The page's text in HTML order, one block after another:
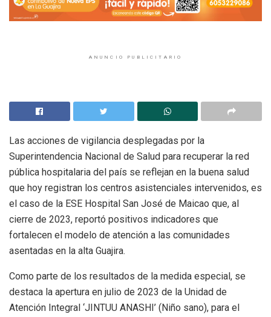
ANUNCIO PUBLICITARIO
Las acciones de vigilancia desplegadas por la
Superintendencia Nacional de Salud para recuperar la red
pública hospitalaria del país se reflejan en la buena salud
que hoy registran los centros asistenciales intervenidos, es
el caso de la ESE Hospital San José de Maicao que, al
cierre de 2023, reportó positivos indicadores que
fortalecen el modelo de atención a las comunidades
asentadas en la alta Guajira.
Como parte de los resultados de la medida especial, se
destaca la apertura en julio de 2023 de la Unidad de
Atención Integral ‘JINTUU ANASHI’ (Niño sano), para el